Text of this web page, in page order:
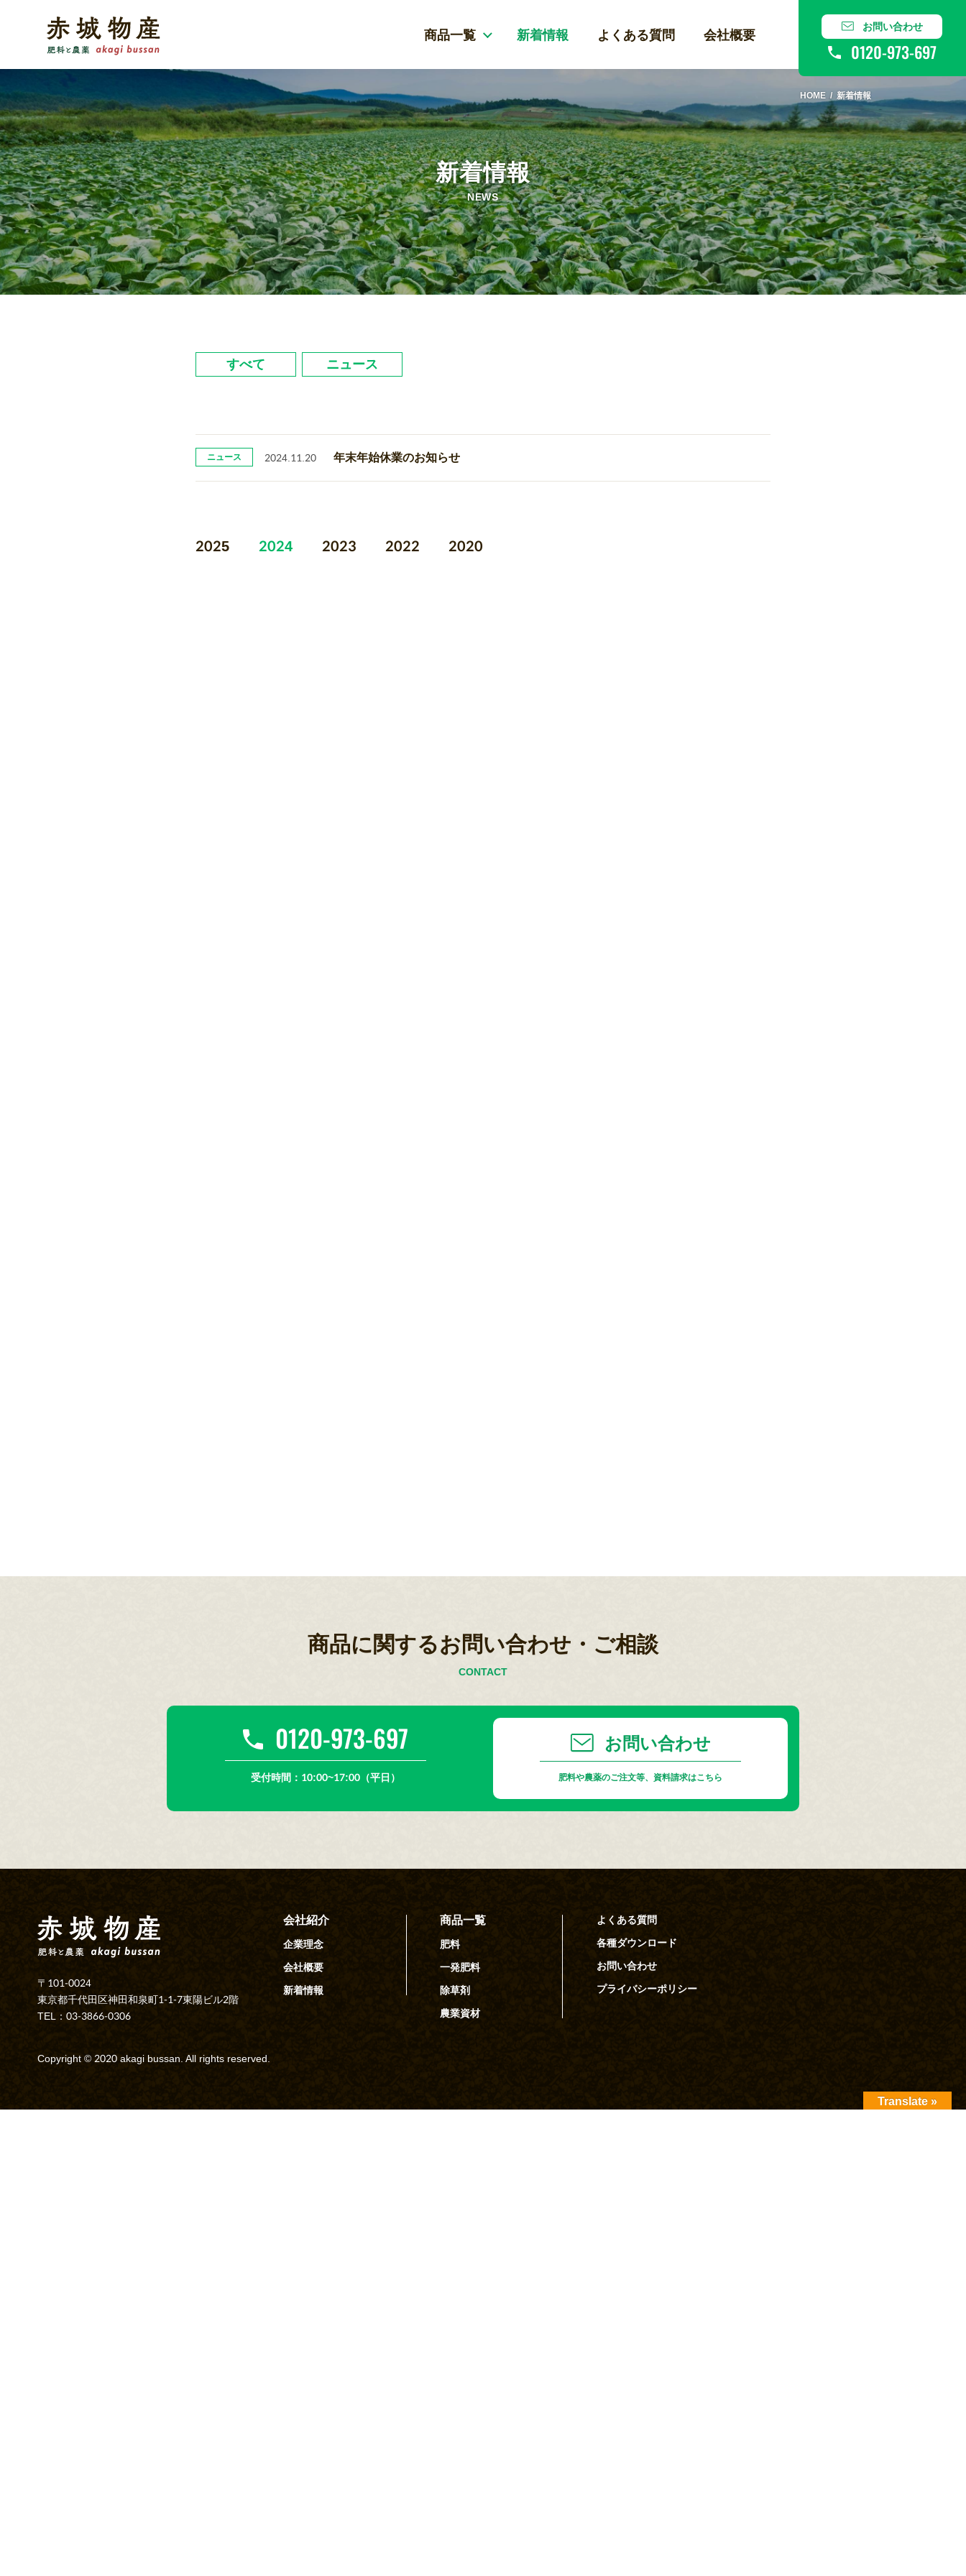
商品一覧 新着情報 よくある質問 会社概要
お問い合わせ
0120-973-697
HOME 新着情報
新着情報
NEWS
すべて ニュース
ニュース 2024.11.20 年末年始休業のお知らせ
2025 2024 2023 2022 2020
〒101-0024
東京都千代田区神田和泉町1-1-7東陽ビル2階
TEL：03-3866-0306
会社紹介
企業理念
会社概要
新着情報
商品一覧
肥料
一発肥料
除草剤
農業資材
よくある質問
各種ダウンロード
お問い合わせ
プライバシーポリシー
Copyright © 2020 akagi bussan. All rights reserved.
商品に関するお問い合わせ・ご相談
CONTACT
0120-973-697
受付時間：10:00~17:00（平日）
お問い合わせ
肥料や農薬のご注文等、資料請求はこちら
Translate »